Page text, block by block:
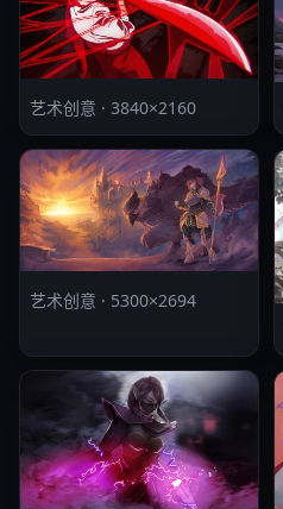
艺术创意 · 3840×2160
艺术创意 · 5300×2694